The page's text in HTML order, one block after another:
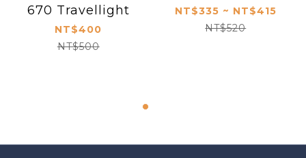
670 Travellight
NT$400
NT$500
NT$335 ~ NT$415
NT$520